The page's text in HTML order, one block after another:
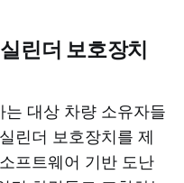
린더 보호장치
대상 차량 소유자들
린더 보호장치를 제
프트웨어 기반 도난